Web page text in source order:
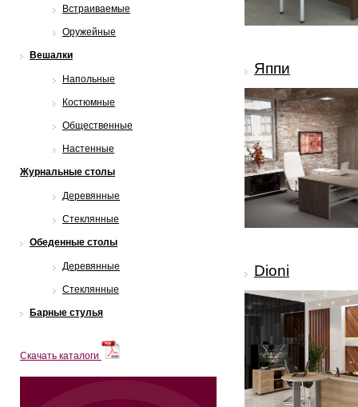
Встраиваемые
Оружейные
Вешалки
Напольные
Костюмные
Общественные
Настенные
Журнальные столы
Деревянные
Стеклянные
Обеденные столы
Деревянные
Стеклянные
Барные стулья
Скачать каталоги
Яппи
Dioni